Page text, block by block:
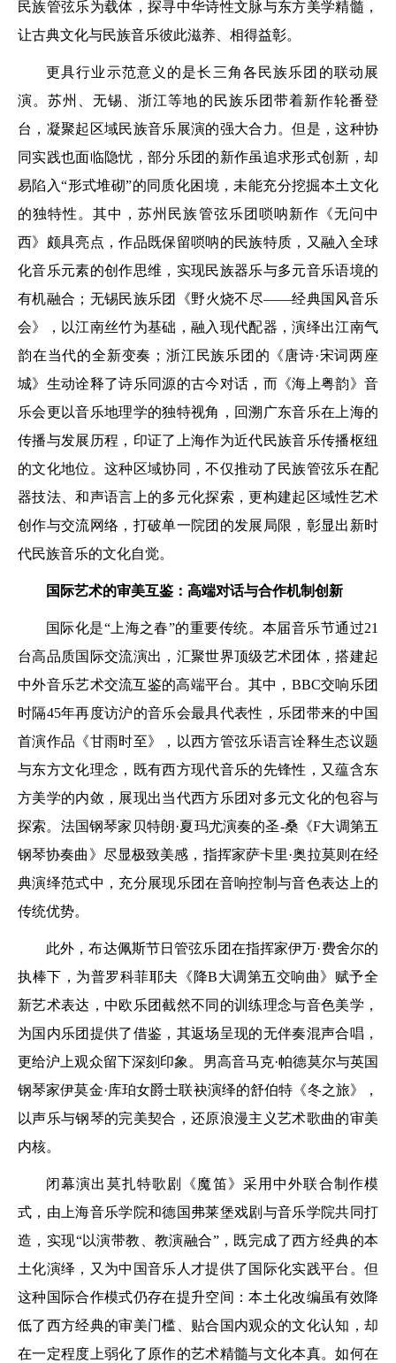
民族管弦乐为载体，探寻中华诗性文脉与东方美学精髓，
让古典文化与民族音乐彼此滋养、相得益彰。
更具行业示范意义的是长三角各民族乐团的联动展
演。苏州、无锡、浙江等地的民族乐团带着新作轮番登
台，凝聚起区域民族音乐展演的强大合力。但是，这种协
同实践也面临隐忧，部分乐团的新作虽追求形式创新，却
易陷入“形式堆砌”的同质化困境，未能充分挖掘本土文化
的独特性。其中，苏州民族管弦乐团唢呐新作《无问中
西》颇具亮点，作品既保留唢呐的民族特质，又融入全球
化音乐元素的创作思维，实现民族器乐与多元音乐语境的
有机融合；无锡民族乐团《野火烧不尽——经典国风音乐
会》，以江南丝竹为基础，融入现代配器，演绎出江南气
韵在当代的全新变奏；浙江民族乐团的《唐诗·宋词两座
城》生动诠释了诗乐同源的古今对话，而《海上粤韵》音
乐会更以音乐地理学的独特视角，回溯广东音乐在上海的
传播与发展历程，印证了上海作为近代民族音乐传播枢纽
的文化地位。这种区域协同，不仅推动了民族管弦乐在配
器技法、和声语言上的多元化探索，更构建起区域性艺术
创作与交流网络，打破单一院团的发展局限，彰显出新时
代民族音乐的文化自觉。
国际艺术的审美互鉴：高端对话与合作机制创新
国际化是“上海之春”的重要传统。本届音乐节通过21
台高品质国际交流演出，汇聚世界顶级艺术团体，搭建起
中外音乐艺术交流互鉴的高端平台。其中，BBC交响乐团
时隔45年再度访沪的音乐会最具代表性，乐团带来的中国
首演作品《甘雨时至》，以西方管弦乐语言诠释生态议题
与东方文化理念，既有西方现代音乐的先锋性，又蕴含东
方美学的内敛，展现出当代西方乐团对多元文化的包容与
探索。法国钢琴家贝特朗·夏玛尤演奏的圣-桑《F大调第五
钢琴协奏曲》尽显极致美感，指挥家萨卡里·奥拉莫则在经
典演绎范式中，充分展现乐团在音响控制与音色表达上的
传统优势。
此外，布达佩斯节日管弦乐团在指挥家伊万·费舍尔的
执棒下，为普罗科菲耶夫《降B大调第五交响曲》赋予全
新艺术表达，中欧乐团截然不同的训练理念与音色美学，
为国内乐团提供了借鉴，其返场呈现的无伴奏混声合唱，
更给沪上观众留下深刻印象。男高音马克·帕德莫尔与英国
钢琴家伊莫金·库珀女爵士联袂演绎的舒伯特《冬之旅》，
以声乐与钢琴的完美契合，还原浪漫主义艺术歌曲的审美
内核。
闭幕演出莫扎特歌剧《魔笛》采用中外联合制作模
式，由上海音乐学院和德国弗莱堡戏剧与音乐学院共同打
造，实现“以演带教、教演融合”，既完成了西方经典的本
土化演绎，又为中国音乐人才提供了国际化实践平台。但
这种国际合作模式仍存在提升空间：本土化改编虽有效降
低了西方经典的审美门槛、贴合国内观众的文化认知，却
在一定程度上弱化了原作的艺术精髓与文化本真。如何在